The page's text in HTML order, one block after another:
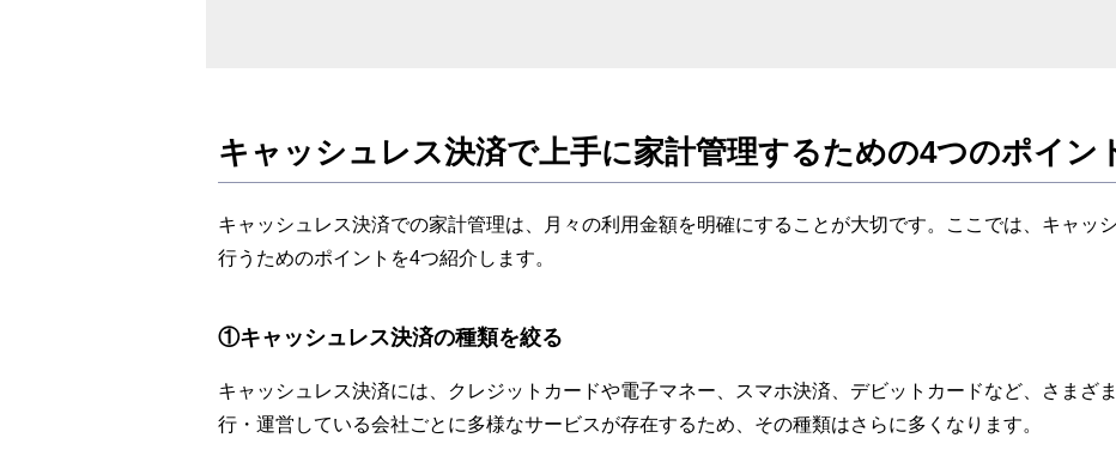
キャッシュレス決済で上手に家計管理するための4つのポイン
キャッシュレス決済での家計管理は、月々の利用金額を明確にすることが大切です。ここでは、キャッ
行うためのポイントを4つ紹介します。
①キャッシュレス決済の種類を絞る
キャッシュレス決済には、クレジットカードや電子マネー、スマホ決済、デビットカードなど、さまざ
行・運営している会社ごとに多様なサービスが存在するため、その種類はさらに多くなります。